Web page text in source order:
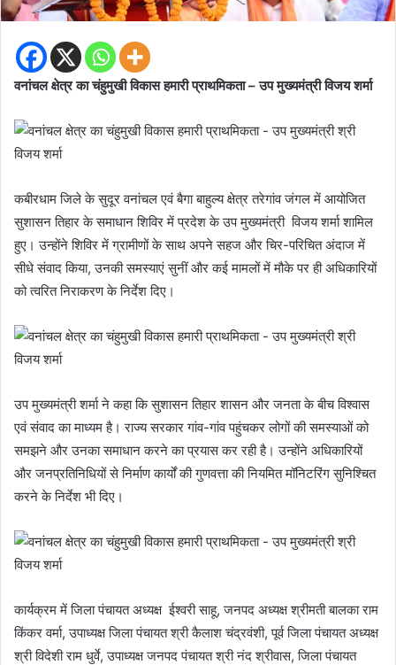
वनांचल क्षेत्र का चंहुमुखी विकास हमारी प्राथमिकता – उप मुख्यमंत्री विजय शर्मा
कबीरधाम जिले के सुदूर वनांचल एवं बैगा बाहुल्य क्षेत्र तरेगांव जंगल में आयोजित
सुशासन तिहार के समाधान शिविर में प्रदेश के उप मुख्यमंत्री विजय शर्मा शामिल
हुए। उन्होंने शिविर में ग्रामीणों के साथ अपने सहज और चिर-परिचित अंदाज में
सीधे संवाद किया, उनकी समस्याएं सुनीं और कई मामलों में मौके पर ही अधिकारियों
को त्वरित निराकरण के निर्देश दिए।
उप मुख्यमंत्री शर्मा ने कहा कि सुशासन तिहार शासन और जनता के बीच विश्वास
एवं संवाद का माध्यम है। राज्य सरकार गांव-गांव पहुंचकर लोगों की समस्याओं को
समझने और उनका समाधान करने का प्रयास कर रही है। उन्होंने अधिकारियों
और जनप्रतिनिधियों से निर्माण कार्यों की गुणवत्ता की नियमित मॉनिटरिंग सुनिश्चित
करने के निर्देश भी दिए।
कार्यक्रम में जिला पंचायत अध्यक्ष ईश्वरी साहू, जनपद अध्यक्ष श्रीमती बालका राम
किंकर वर्मा, उपाध्यक्ष जिला पंचायत श्री कैलाश चंद्रवंशी, पूर्व जिला पंचायत अध्यक्ष
श्री विदेशी राम धुर्वे, उपाध्यक्ष जनपद पंचायत श्री नंद श्रीवास, जिला पंचायत